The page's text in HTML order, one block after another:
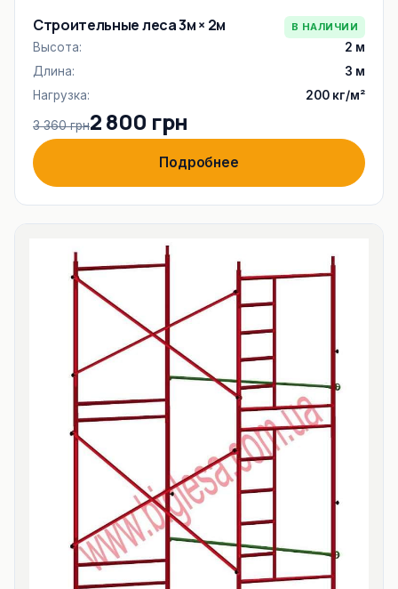
Строительные леса 3м × 2м В НАЛИЧИИ
Высота:
2 м
Длина:
3 м
Нагрузка:
200 кг/м²
3 360 грн2 800 грн
Подробнее